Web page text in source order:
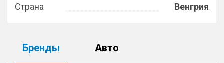
Страна
Венгрия
Бренды
Авто